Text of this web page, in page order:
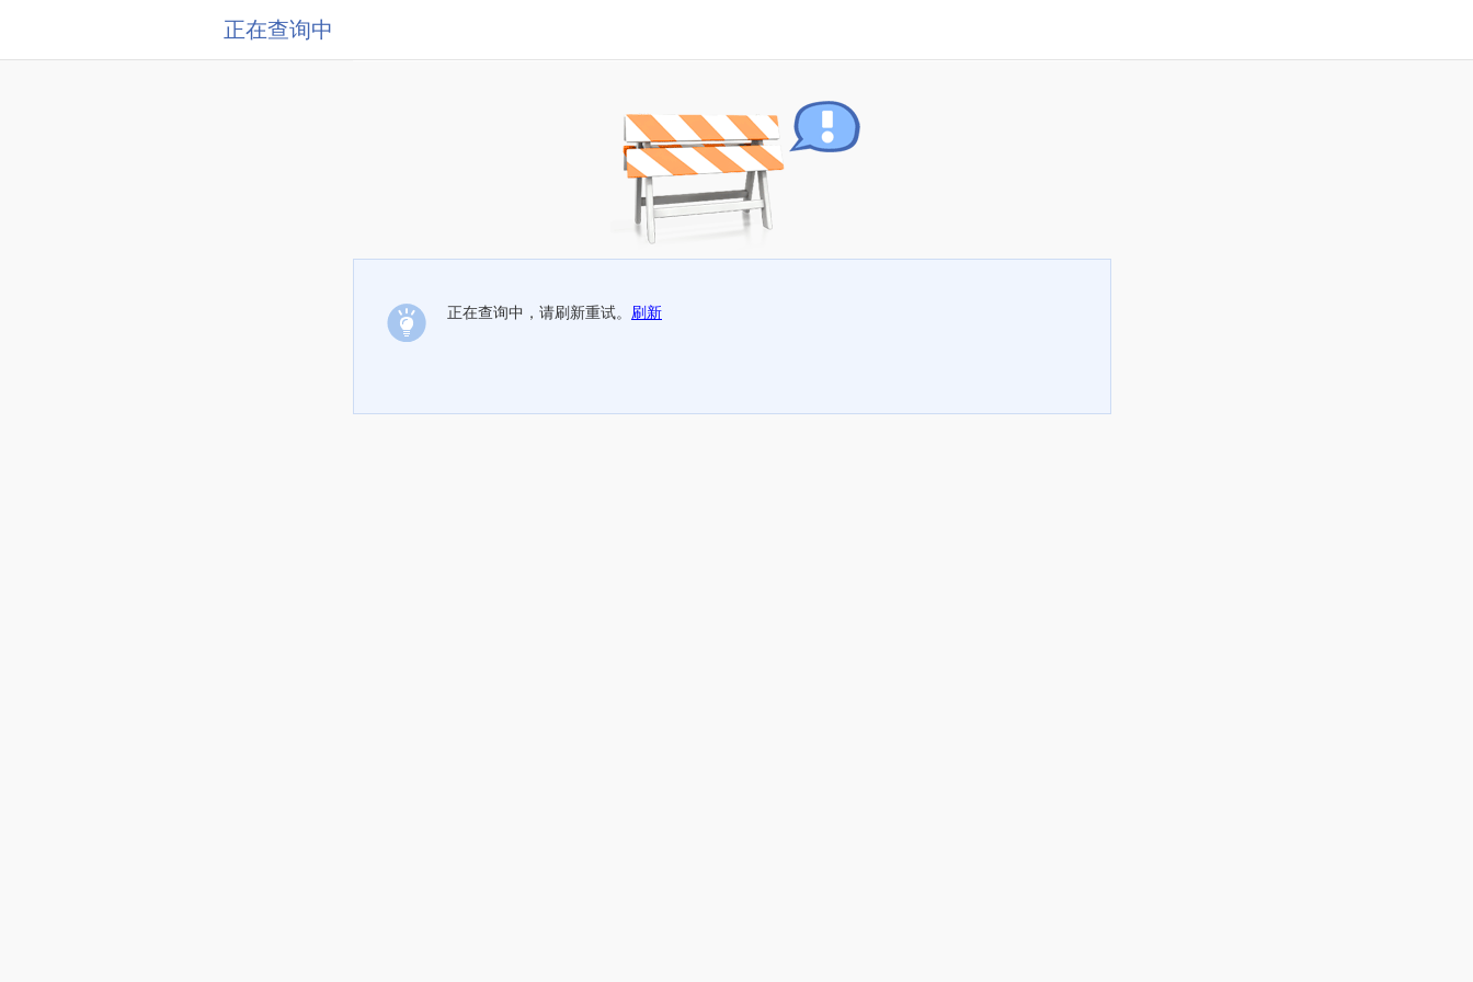
正在查询中
正在查询中，请刷新重试。 刷新